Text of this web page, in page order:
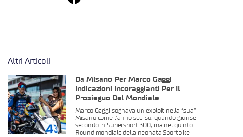
Altri Articoli
Da Misano Per Marco Gaggi
Indicazioni Incoraggianti Per Il
Prosieguo Del Mondiale
Marco Gaggi sognava un exploit nella “sua”
Misano come l’anno scorso, quando giunse
secondo in Supersport 300, ma nel quinto
Round mondiale della neonata Sportbike